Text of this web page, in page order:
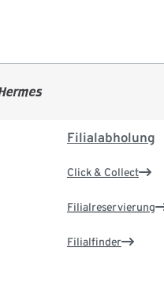
Filialabholung
Click & Collect
Filialreservierung
Filialfinder